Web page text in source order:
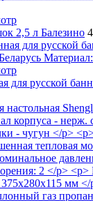
2,5 л Балезино
для русской